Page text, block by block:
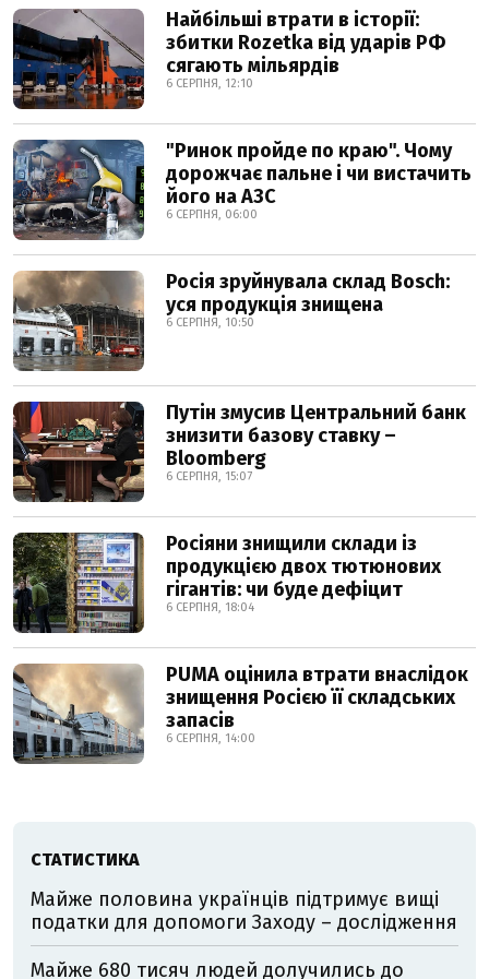
Найбільші втрати в історії:
збитки Rozetka від ударів РФ
сягають мільярдів
6 СЕРПНЯ, 12:10
"Ринок пройде по краю". Чому
дорожчає пальне і чи вистачить
його на АЗС
6 СЕРПНЯ, 06:00
Росія зруйнувала склад Bosch:
уся продукція знищена
6 СЕРПНЯ, 10:50
Путін змусив Центральний банк
знизити базову ставку –
Bloomberg
6 СЕРПНЯ, 15:07
Росіяни знищили склади із
продукцією двох тютюнових
гігантів: чи буде дефіцит
6 СЕРПНЯ, 18:04
PUMA оцінила втрати внаслідок
знищення Росією її складських
запасів
6 СЕРПНЯ, 14:00
СТАТИСТИКА
Майже половина українців підтримує вищі
податки для допомоги Заходу – дослідження
Майже 680 тисяч людей долучились до